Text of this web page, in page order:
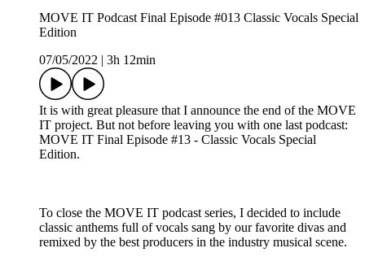
MOVE IT Podcast Final Episode #013 Classic Vocals Special
Edition
07/05/2022
3h 12min
It is with great pleasure that I announce the end of the MOVE
IT project. But not before leaving you with one last podcast:
MOVE IT Final Episode #13 - Classic Vocals Special
Edition.
To close the MOVE IT podcast series, I decided to include
classic anthems full of vocals sang by our favorite divas and
remixed by the best producers in the industry musical scene.